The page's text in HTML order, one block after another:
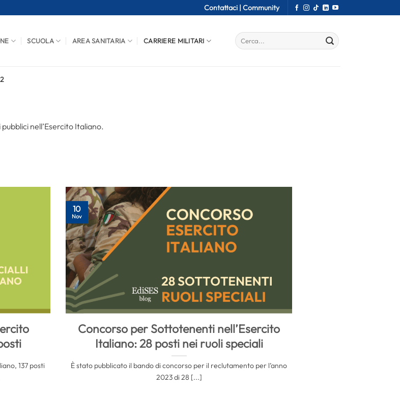
Contattaci | Community
SCUOLA AREA SANITARIA CARRIERE MILITARI
nell’Esercito Italiano.
137 posti
Concorso per Sottotenenti nell’Esercito
Italiano: 28 posti nei ruoli speciali
È stato pubblicato il bando di concorso per il reclutamento per l’anno
2023 di 28 [...]
10
Nov